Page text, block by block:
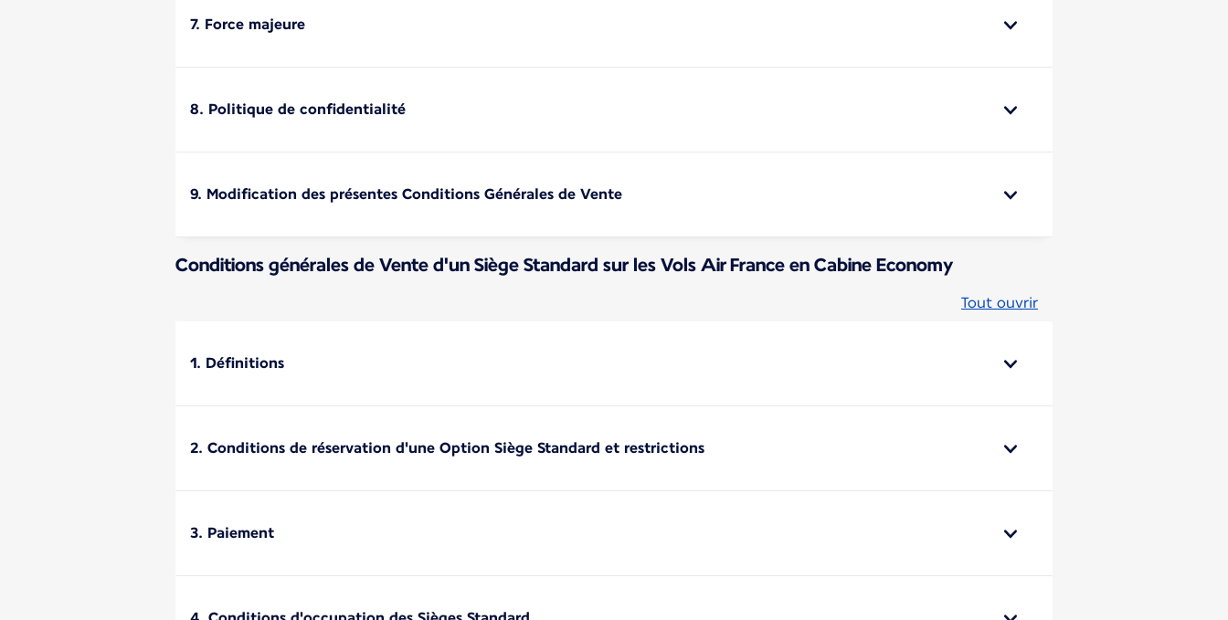
7. Force majeure
8. Politique de confidentialité
9. Modification des présentes Conditions Générales de Vente
Conditions générales de Vente d'un Siège Standard sur les Vols Air France en Cabine Economy
Tout ouvrir
1. Définitions
2. Conditions de réservation d'une Option Siège Standard et restrictions
3. Paiement